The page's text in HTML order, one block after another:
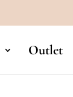
Outlet